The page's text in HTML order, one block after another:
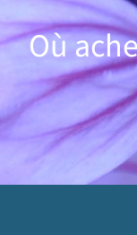
Où